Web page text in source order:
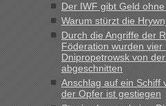
inRecht, Visa und
Anfang des Jahres haben
Verstöße im Wert von
aufgedeckt
„Kein Zoll. Du musst an sich
und du nicht damit handeln
Der IWF gibt Geld
Warum stürzt die
Durch die Angriffe der
Föderation wurden
Dnipropetrowsk von
abgeschnitten
Anschlag auf ein Schiff
der Opfer ist gestiegen